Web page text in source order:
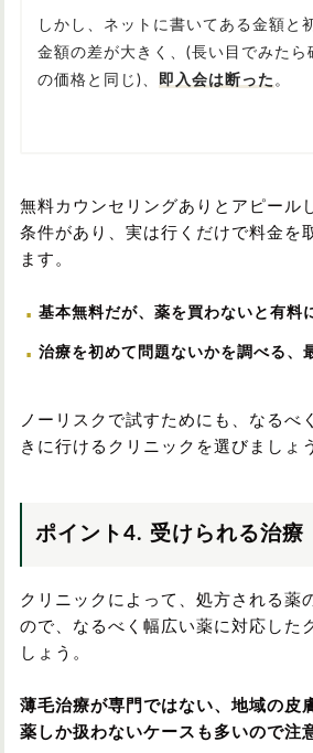
しかし、ネットに書いてある金額と
金額の差が大きく、(長い目でみたら
の価格と同じ)、
即入会は断った 。
無料カウンセリングありとアピール
条件があり、実は行くだけで料金を
ます。
基本無料だが、薬を買わないと有料
治療を初めて問題ないかを調べる、
ノーリスクで試すためにも、なるべ
きに行けるクリニックを選びましょ
ポイント4. 受けられる治療
クリニックによって、処方される薬
ので、なるべく幅広い薬に対応した
しょう。
薄毛治療が専門ではない、地域の皮
薬しか扱わないケースも多いので注